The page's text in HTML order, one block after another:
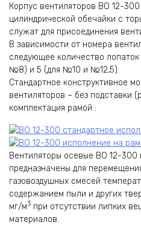
Корпус вентиляторов ВО 12-
цилиндрической обечайки с
служат для присоединения
В зависимости от номера
следующее количество
№8) и 5 (для №10 и №12,5).
Стандартное конструктивное
вентиляторов – без подставки
комплектация рамой :
Вентиляторы осевые ВО 12-300
предназначены для
газовоздушных смесей
содержанием пыли и других
мг/м3 при отсутствии липких
материалов.